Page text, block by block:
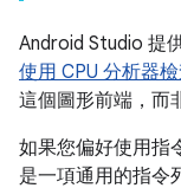
Android Studio 提
使用 CPU 分析器
這個圖形前端，而
如果您偏好使用指
是一項通用的指令